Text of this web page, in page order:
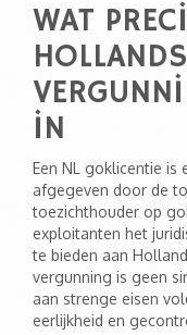
WAT
IN
Een NL goklicentie
afgegeven door de
toezichthouder op
exploitanten het
te bieden aan
vergunning is geen
aan strenge eisen
eerlijkheid en